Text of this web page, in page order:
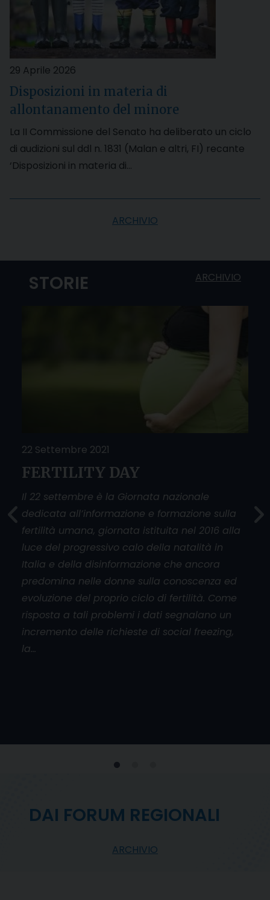
29 Aprile 2026
Disposizioni in materia di
allontanamento del minore
La II Commissione del Senato ha deliberato un ciclo
di audizioni sul ddl n. 1831 (Malan e altri, FI) recante
‘Disposizioni in materia di…
ARCHIVIO
ARCHIVIO
STORIE
22 Settembre 2021
FERTILITY DAY
Il 22 settembre è la Giornata nazionale
dedicata all’informazione e formazione sulla
fertilità umana, giornata istituita nel 2016 alla
luce del progressivo calo della natalità in
Italia e della disinformazione che ancora
predomina nelle donne sulla conoscenza ed
evoluzione del proprio ciclo di fertilità. Come
risposta a tali problemi i dati segnalano un
incremento delle richieste di social freezing,
la…
La
DAI FORUM REGIONALI
ARCHIVIO